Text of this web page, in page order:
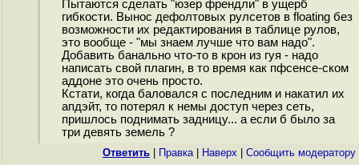
Пытаются сделать "юзер френдли" в ущерб
гибкости. Вынос дефолтовых рулсетов в floating без
возможности их редактирования в таблице рулов,
это вообще - "мы знаем лучше что вам надо".
Добавить банально что-то в крон из гуя - надо
написать свой плагин, в то время как пфсенсе-ском
аддоне это очень просто.
Кстати, когда баловался с последним и накатил их
апдэйт, то потерял к немы доступ через сеть,
пришлось поднимать задницу... а если б было за
три девять земель ?
Ответить Правка| Наверх Cообщить модератору